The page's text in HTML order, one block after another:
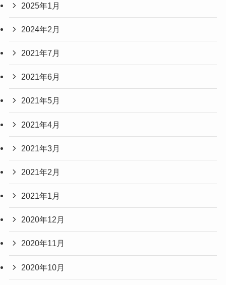
2025年1月
2024年2月
2021年7月
2021年6月
2021年5月
2021年4月
2021年3月
2021年2月
2021年1月
2020年12月
2020年11月
2020年10月